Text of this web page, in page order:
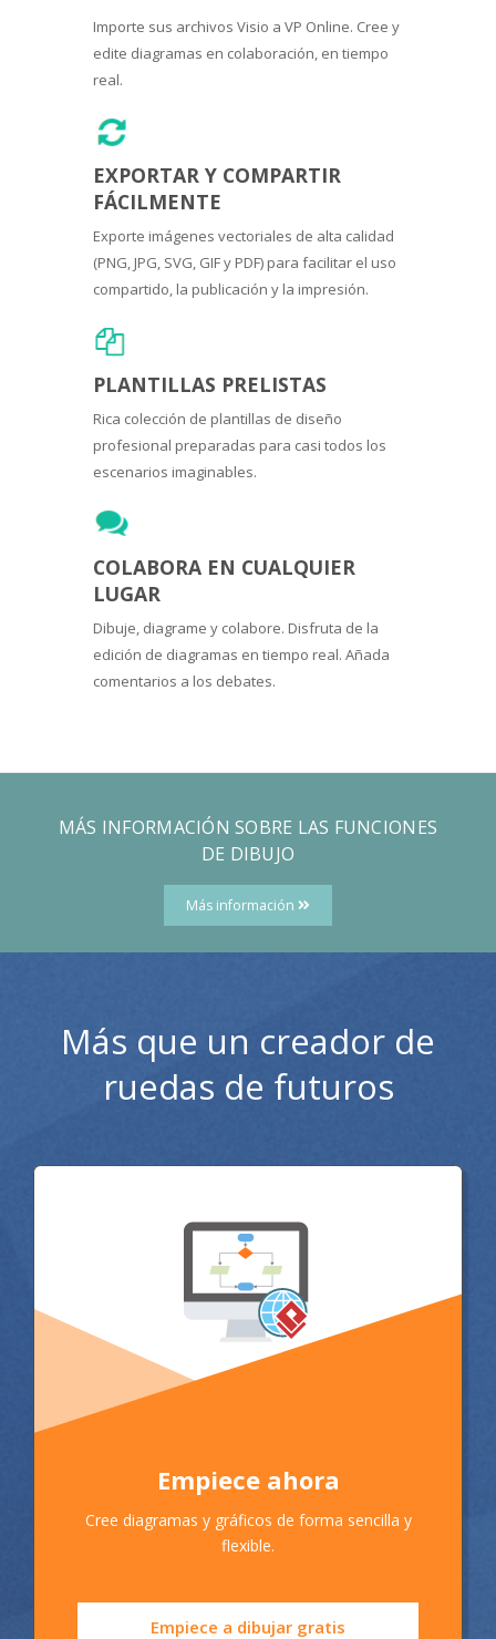
Importe sus archivos Visio a VP Online. Cree y
edite diagramas en colaboración, en tiempo
real.
EXPORTAR Y COMPARTIR
FÁCILMENTE
Exporte imágenes vectoriales de alta calidad
(PNG, JPG, SVG, GIF y PDF) para facilitar el uso
compartido, la publicación y la impresión.
PLANTILLAS PRELISTAS
Rica colección de plantillas de diseño
profesional preparadas para casi todos los
escenarios imaginables.
COLABORA EN CUALQUIER
LUGAR
Dibuje, diagrame y colabore. Disfruta de la
edición de diagramas en tiempo real. Añada
comentarios a los debates.
MÁS INFORMACIÓN SOBRE LAS FUNCIONES
DE DIBUJO
Más información
Más que un creador de
ruedas de futuros
Empiece ahora
Cree diagramas y gráficos de forma sencilla y
flexible.
Empiece a dibujar gratis